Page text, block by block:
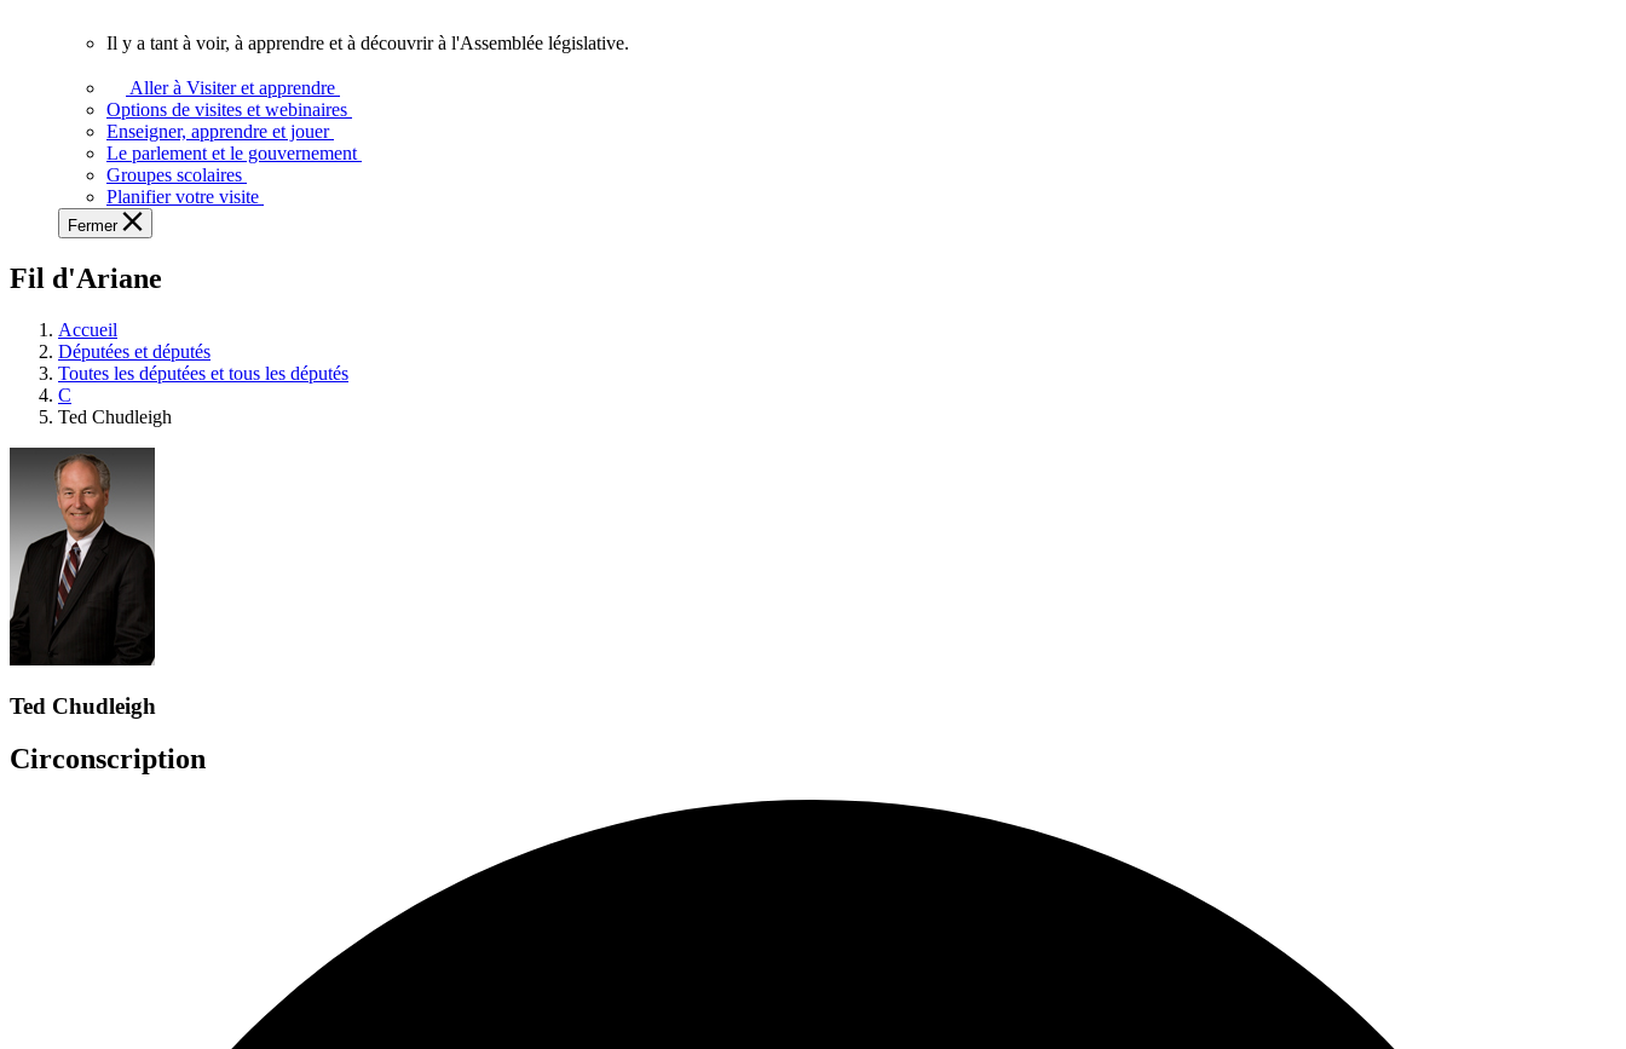
voir,
apprendre
et
découvrir
l'Assemblée
législative.
Il y a tant à voir, à apprendre et à découvrir à l'Assemblée législative.
Aller à Visiter et apprendre
Options de visites et webinaires
Enseigner, apprendre et jouer
Le parlement et le gouvernement
Groupes scolaires
Planifier votre visite
Fermer
Fil d'Ariane
Accueil
Députées et députés
Toutes les députées et tous les députés
C
Ted Chudleigh
Ted Chudleigh
Circonscription